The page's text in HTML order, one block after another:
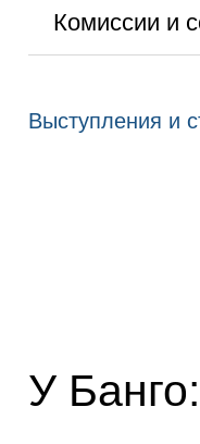
Комиссии и
Выступления и
У